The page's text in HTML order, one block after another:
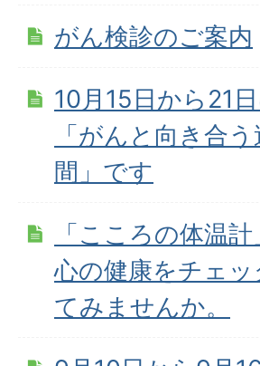
がん検診のご案内
10月15日から21
「がんと向き合う
間」です
「こころの体温
心の健康をチェッ
てみませんか。